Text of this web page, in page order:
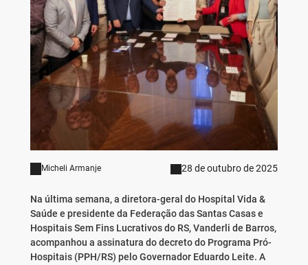
Micheli Armanje 28 de outubro de 2025
Na última semana, a diretora-geral do Hospital Vida &
Saúde e presidente da Federação das Santas Casas e
Hospitais Sem Fins Lucrativos do RS, Vanderli de Barros,
acompanhou a assinatura do decreto do Programa Pró-
Hospitais (PPH/RS) pelo Governador Eduardo Leite. A